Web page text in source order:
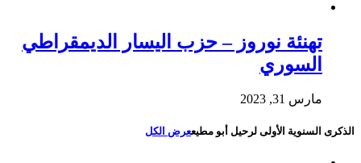
تهنئة نوروز – حزب اليسار الديمقراطي
السوري
مارس 31, 2023
الذكرى السنوية الأولى لرحيل أبو مطيععرض الكل